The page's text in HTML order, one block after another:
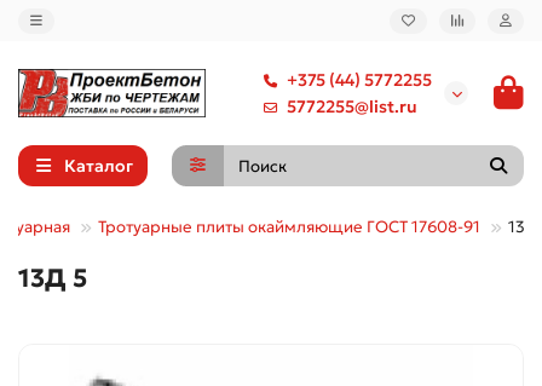
+375 (44) 5772255
5772255@list.ru
Каталог
Тротуарные плиты окаймляющие ГОСТ 17608-91 13Д
13Д 5